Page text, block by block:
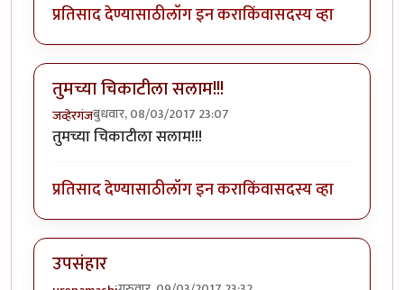
प्रतिसाद देण्यासाठीलॉग इन कराकिंवासदस्य व्हा
तुमच्या चिकाटीला सलाम!!!
जव्हेरगंजबुधवार, 08/03/2017 23:07
तुमच्या चिकाटीला सलाम!!!
प्रतिसाद देण्यासाठीलॉग इन कराकिंवासदस्य व्हा
उपसंहार